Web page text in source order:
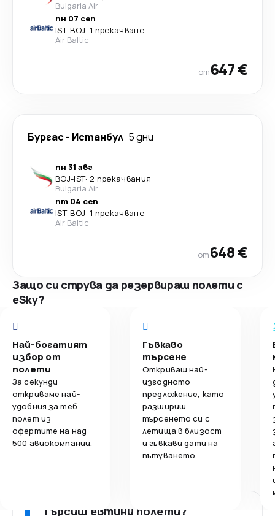
Bulgaria Air
пн 07 сеп
IST-BOJ· 1 прекачване
Air Baltic
от647 €
Бургас - Истанбул 5 дни
пн 31 авг
BOJ-IST· 2 прекачвания
Bulgaria Air
пт 04 сеп
IST-BOJ· 1 прекачване
Air Baltic
от648 €
Защо си струва да резервираш полети с
eSky?
Най-богатият
избор от
полети
За секунди
откриваме най-
удобния за теб
полет из
офертите на над
500 авиокомпании.
Гъвкаво
търсене
Откриваш най-
изгодното
предложение, като
разшириш
търсенето си с
летища в близост
и гъвкави дати на
пътуването.
Търсиш евтини полети?